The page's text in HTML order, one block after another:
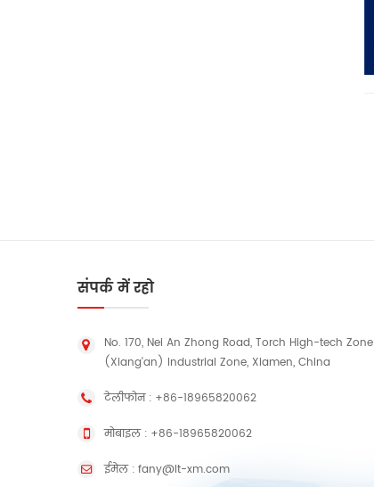
संपर्क में रहो
No. 170, Nei An Zhong Road, Torch High-tech Zone
(Xiang'an) Industrial Zone, Xiamen, China
टेलीफोन : +86-18965820062
मोबाइल : +86-18965820062
ईमेल : fany@lt-xm.com